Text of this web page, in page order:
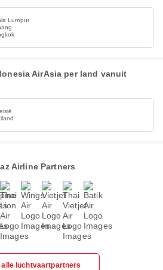
Lumpur
AirAsia per land vanuit
Airline Partners
luchtvaartpartners